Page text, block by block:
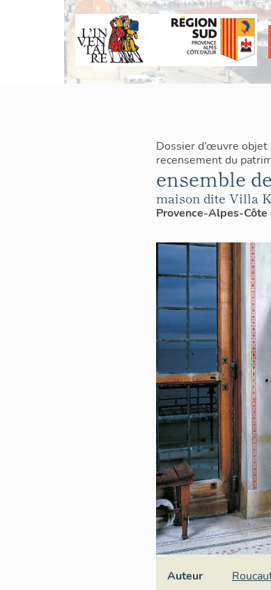
Dossier d’œuvre
recensement du
ensemble
maison dite Villa
Provence-Alpes-
Auteur